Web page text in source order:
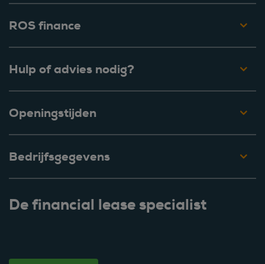
ROS finance
Hulp of advies nodig?
Openingstijden
Bedrijfsgegevens
De financial lease specialist